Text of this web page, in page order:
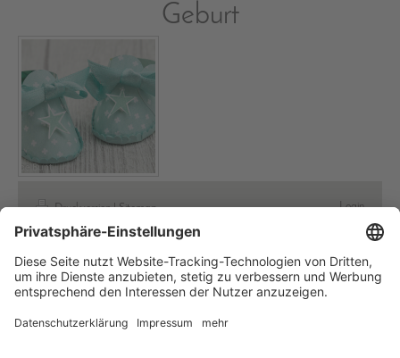
Geburt
Druckversion| Sitemap
© StempelBunt
Login